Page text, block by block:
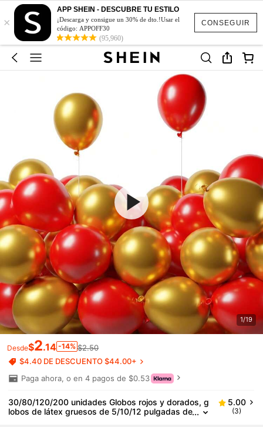
CONSEGUIR
×
APP SHEIN - DESCUBRE TU ESTILO
¡Descarga y consigue un 30% de dto.!Usar el
código: APPOFF30
(95,960)
1/19
Desde$2.14 -14% $2.50
$4.40 DE DESCUENTO $44.00+
Paga ahora, o en 4 pagos de $0.53
30/80/120/200 unidades Globos rojos y dorados, g
lobos de látex gruesos de 5/10/12 pulgadas de
5.00
(3)